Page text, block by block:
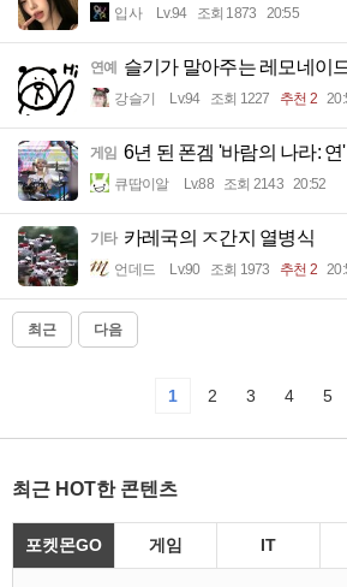
입사 Lv.94 조회 1873 20:55
연예 슬기가 말아주는 레모네이
강슬기 Lv.94 조회 1227 추천 2
게임 6년 된 폰겜 '바람의 나라:
큐땁이알 Lv.88 조회 2143 20:52
기타 카레국의 ㅈ간지 열병식
언데드 Lv.90 조회 1973 추천 2
최근 다음
1 2 3 4 5
최근 HOT한 콘텐츠
포켓몬GO 게임 IT